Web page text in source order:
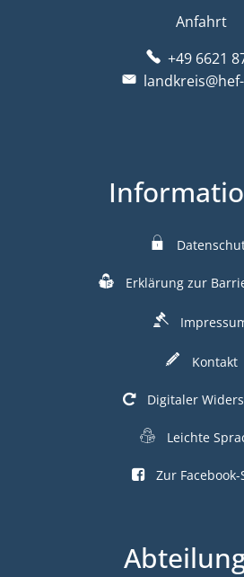
Anfahrt
+49 6621
Erklärung zur
Kontakt
Digitaler
Leichte
Zur Facebook-